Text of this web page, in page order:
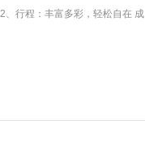
、行程：丰富多彩，轻松自在 成